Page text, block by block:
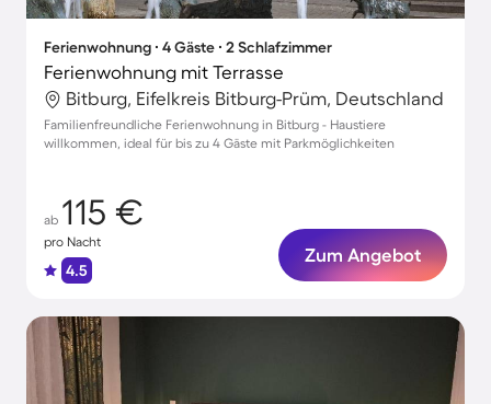
Ferienwohnung ∙ 4 Gäste ∙ 2 Schlafzimmer
Ferienwohnung mit Terrasse
Bitburg, Eifelkreis Bitburg-Prüm, Deutschland
Familienfreundliche Ferienwohnung in Bitburg - Haustiere
willkommen, ideal für bis zu 4 Gäste mit Parkmöglichkeiten
ab 115 €
pro Nacht
4.5
Zum Angebot